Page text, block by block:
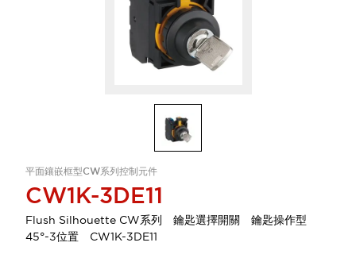
平面鑲嵌框型CW系列控制元件
CW1K-3DE11
Flush Silhouette CW系列 鑰匙選擇開關 鑰匙操作型
45°-3位置 CW1K-3DE11